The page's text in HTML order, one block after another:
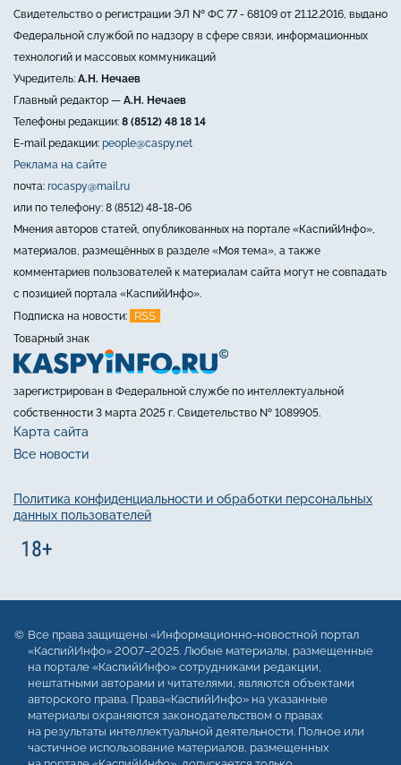
Свидетельство о регистрации ЭЛ № ФС 77 - 68109 от 21.12.2016, выдано
Федеральной службой по надзору в сфере связи, информационных
технологий и массовых коммуникаций
Учредитель: А.Н. Нечаев
Главный редактор — А.Н. Нечаев
Телефоны редакции: 8 (8512) 48 18 14
E-mail редакции: people@caspy.net
Реклама на сайте
почта: rocaspy@mail.ru
или по телефону: 8 (8512) 48-18-06
Мнения авторов статей, опубликованных на портале «КаспийИнфо»,
материалов, размещённых в разделе «Моя тема», а также
комментариев пользователей к материалам сайта могут не совпадать
с позицией портала «КаспийИнфо».
Подписка на новости:
RSS
Товарный знак
зарегистрирован в Федеральной службе по интеллектуальной
собственности 3 марта 2025 г. Свидетельство № 1089905.
Карта сайта
Все новости
Политика конфиденциальности и обработки персональных
данных пользователей
Все права защищены «Информационно-новостной портал
«КаспийИнфо» 2007–2025. Любые материалы, размещенные
на портале «КаспийИнфо» сотрудниками редакции,
нештатными авторами и читателями, являются объектами
авторского права. Права«КаспийИнфо» на указанные
материалы охраняются законодательством о правах
на результаты интеллектуальной деятельности. Полное или
частичное использование материалов, размещенных